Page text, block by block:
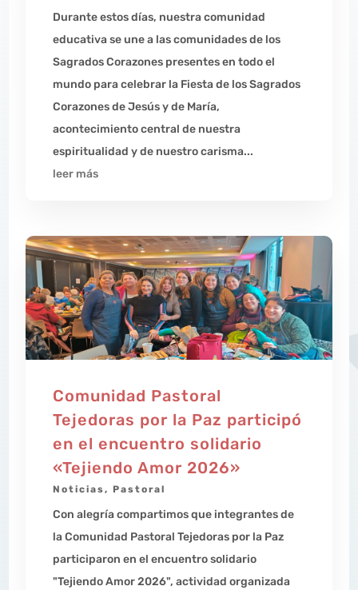
Durante estos días, nuestra comunidad
educativa se une a las comunidades de los
Sagrados Corazones presentes en todo el
mundo para celebrar la Fiesta de los Sagrados
Corazones de Jesús y de María,
acontecimiento central de nuestra
espiritualidad y de nuestro carisma...
leer más
Comunidad Pastoral
Tejedoras por la Paz participó
en el encuentro solidario
«Tejiendo Amor 2026»
Noticias, Pastoral
Con alegría compartimos que integrantes de
la Comunidad Pastoral Tejedoras por la Paz
participaron en el encuentro solidario
"Tejiendo Amor 2026", actividad organizada